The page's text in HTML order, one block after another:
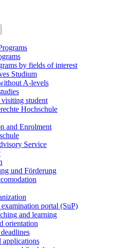
by fields of interest
Studium
A-levels
visiting student
Hochschule
and Enrolment
Service
und Förderung
portal (SuP)
and learning
orientation
applications